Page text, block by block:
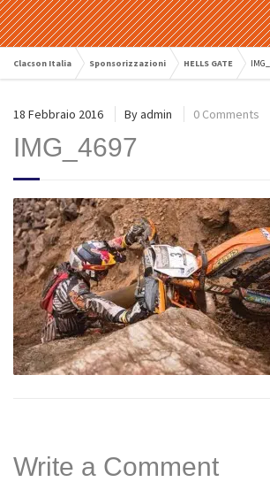
Clacson Italia Sponsorizzazioni HELLS GATE
18 Febbraio 2016 Byadmin 0 Comments
IMG_4697
Write a Comment